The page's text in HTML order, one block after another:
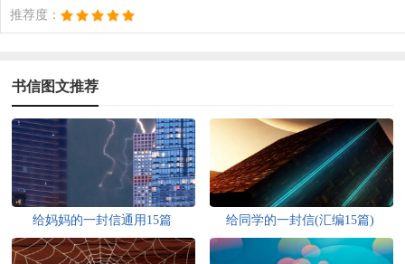
推荐度：
书信图文推荐
给妈妈的一封信通用15篇 给同学的一封信(汇编15篇)